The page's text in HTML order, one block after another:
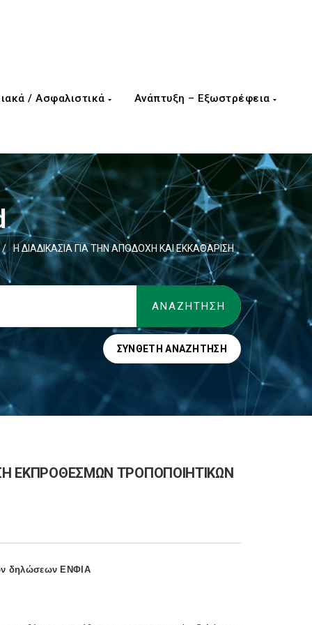
/ Ασφαλιστικά Ανάπτυξη – Εξωστρέφεια
/
Η ΔΙΑΔΙΚΑΣΙΑ ΓΙΑ ΤΗΝ ΑΠΟΔΟΧΗ ΚΑΙ ΕΚΚΑΘΑΡΙΣΗ
ΣΎΝΘΕΤΗ ΑΝΑΖΉΤΗΣΗ
ΕΚΠΡΟΘΕΣΜΩΝ ΤΡΟΠΟΠΟΙΗΤΙΚΩΝ
δηλώσεων ΕΝΦΙΑ